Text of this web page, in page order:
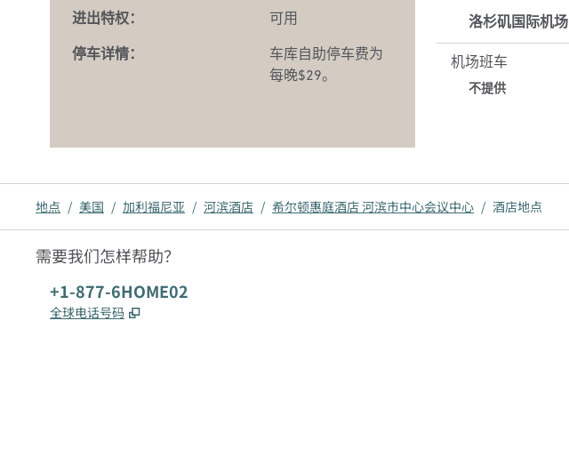
进出特权： 可用
停车详情：
车库自助停车费为
每晚$29。
洛杉矶国际机场
机场班车
不提供
地点 / 美国 / 加利福尼亚 / 河滨酒店 / 希尔顿惠庭酒店 河滨市中心会议中心 / 酒店地点
需要我们怎样帮助？
电话:
+1-877-6HOME02
全球电话号码 ,